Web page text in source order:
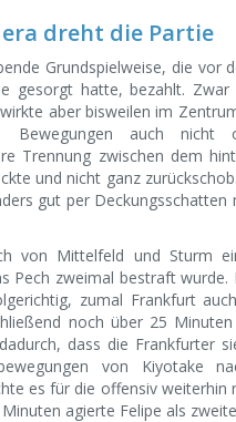
dreht die Partie
Grundspielweise, die vor
gesorgt hatte, bezahlt.
aber bisweilen im
Bewegungen auch
Trennung zwischen dem
und nicht ganz
gut per
von Mittelfeld und Sturm
Pech zweimal bestraft
zumal Frankfurt
noch über 25
dass die Frankfurter
von Kiyotake
es für die offensiv
agierte Felipe als